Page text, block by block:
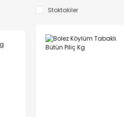
Stoktakiler